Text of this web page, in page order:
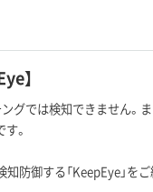
】
グでは検知できません
。
防御する「KeepEye」を